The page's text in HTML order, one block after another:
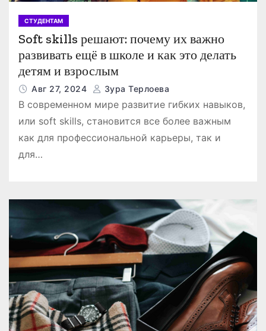
СТУДЕНТАМ
Soft skills решают: почему их важно
развивать ещё в школе и как это делать
детям и взрослым
Авг 27, 2024 Зура Терлоева
В современном мире развитие гибких навыков,
или soft skills, становится все более важным
как для профессиональной карьеры, так и
для…